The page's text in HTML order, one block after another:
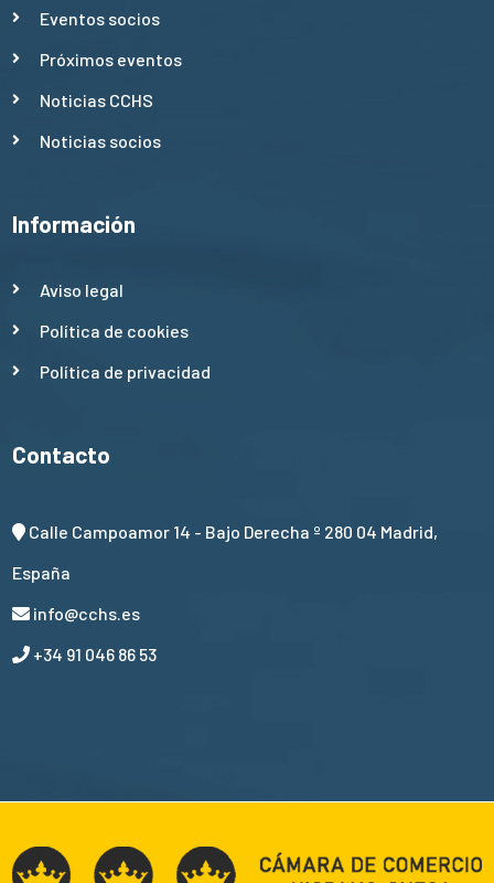
Eventos socios
Próximos eventos
Noticias CCHS
Noticias socios
Información
Aviso legal
Política de cookies
Política de privacidad
Contacto
Calle Campoamor 14 - Bajo Derecha º 280 04 Madrid,
España
info@cchs.es
+34 91 046 86 53